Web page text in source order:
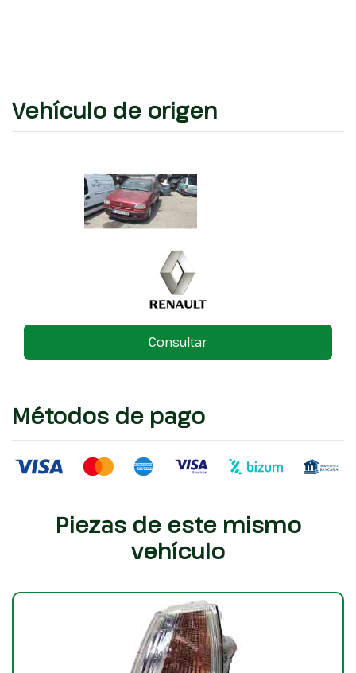
Vehículo de origen
Consultar
Métodos de pago
Piezas de este mismo
vehículo